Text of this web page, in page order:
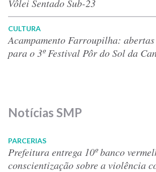
Vôlei Sentado Sub-23
CULTURA
Acampamento Farroupilha:
para o 3º Festival Pôr do Sol da
Notícias SMP
PARCERIAS
Prefeitura entrega 10º banco
conscientização sobre a violência